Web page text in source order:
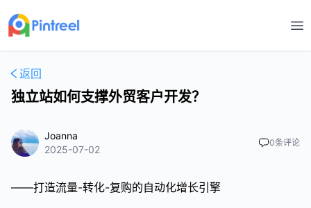
打
返回
独立站如何支撑外贸客户开发？
Joanna
2025-07-02
0条评论
——打造流量-转化-复购的自动化增长引擎